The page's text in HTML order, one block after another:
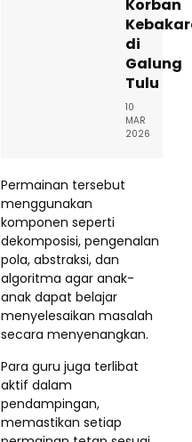
Korban
di
Galung
Tulu
10
MAR
2026
Permainan tersebut
menggunakan
komponen seperti
dekomposisi, pengenalan
pola, abstraksi, dan
algoritma agar anak-
anak dapat belajar
menyelesaikan masalah
secara menyenangkan.
Para guru juga terlibat
aktif dalam
pendampingan,
memastikan setiap